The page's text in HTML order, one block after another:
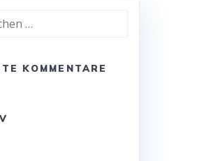
KOMMENTARE